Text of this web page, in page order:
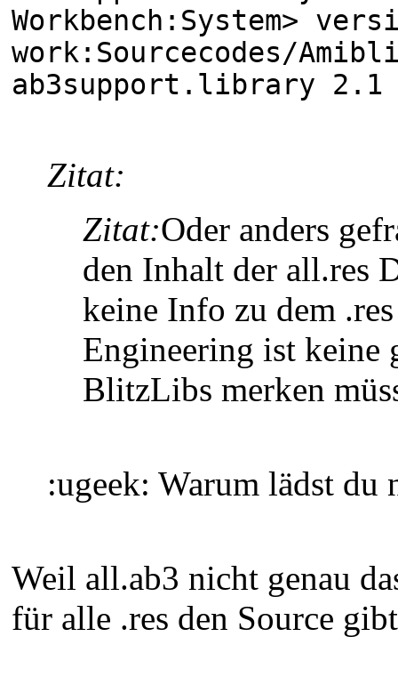
Workbench:System>
work:Sourcecodes/
ab3support.library 2.1
Zitat:
Zitat:Oder anders
den Inhalt der all.res
keine Info zu dem
Engineering ist keine
BlitzLibs merken
:ugeek: Warum lädst du
Weil all.ab3 nicht genau
für alle .res den Source